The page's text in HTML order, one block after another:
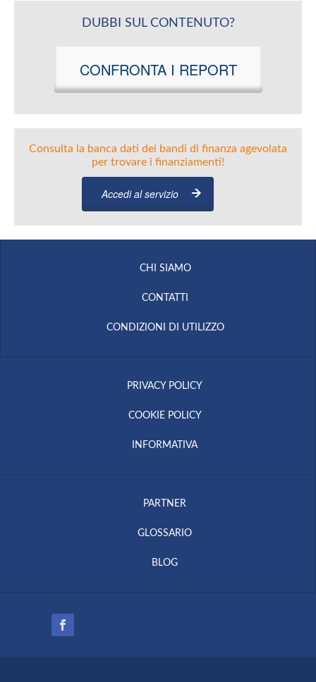
DUBBI SUL CONTENUTO?
CONFRONTA I REPORT
Consulta la banca dati dei bandi di finanza agevolata
per trovare i finanziamenti!
Accedi al servizio
CHI SIAMO
CONTATTI
CONDIZIONI DI UTILIZZO
PRIVACY POLICY
COOKIE POLICY
INFORMATIVA
PARTNER
GLOSSARIO
BLOG